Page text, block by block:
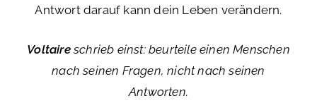
Antwort darauf kann dein Leben verändern.
Voltaireschrieb einst: beurteile einen Menschen
nach seinen Fragen, nicht nach seinen
Antworten.